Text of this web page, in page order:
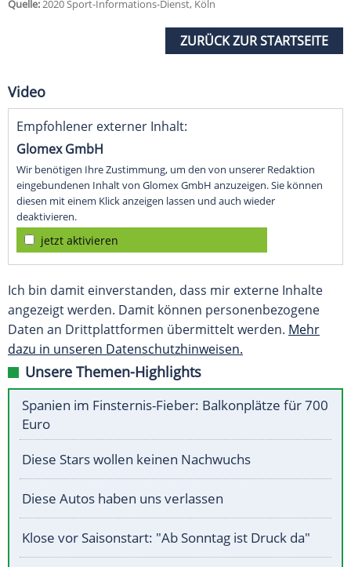
Quelle:2020 Sport-Informations-Dienst, Köln
ZURÜCK ZUR STARTSEITE
Video
Empfohlener externer Inhalt:
Glomex GmbH
Wir benötigen Ihre Zustimmung, um den von unserer Redaktion
eingebundenen Inhalt von Glomex GmbH anzuzeigen. Sie können
diesen mit einem Klick anzeigen lassen und auch wieder
deaktivieren.
jetzt aktivieren
Ich bin damit einverstanden, dass mir externe Inhalte
angezeigt werden. Damit können personenbezogene
Daten an Drittplattformen übermittelt werden. Mehr
dazu in unseren Datenschutzhinweisen.
Unsere Themen-Highlights
Spanien im Finsternis-Fieber: Balkonplätze für 700
Euro
Diese Stars wollen keinen Nachwuchs
Diese Autos haben uns verlassen
Klose vor Saisonstart: "Ab Sonntag ist Druck da"